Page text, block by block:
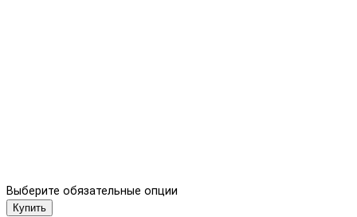
Выберите обязательные опции
Купить